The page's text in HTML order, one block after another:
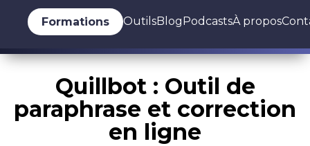
Formations OutilsBlogPodcastsÀ propos
Quillbot : Outil de
paraphrase et correction
en ligne